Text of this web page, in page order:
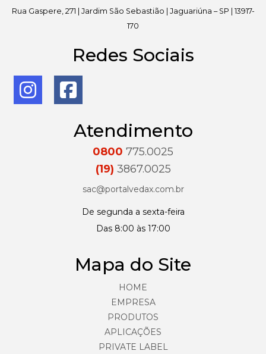
Rua Gaspere, 271 | Jardim São Sebastião | Jaguariúna – SP | 13917-
170
Redes Sociais
Atendimento
0800 775.0025
(19) 3867.0025
sac@portalvedax.com.br
De segunda a sexta-feira
Das 8:00 às 17:00
Mapa do Site
HOME
EMPRESA
PRODUTOS
APLICAÇÕES
PRIVATE LABEL